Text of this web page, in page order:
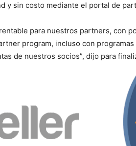
y sin costo mediante el portal de
para nuestros partners, con
program, incluso con
de nuestros socios”, dijo para